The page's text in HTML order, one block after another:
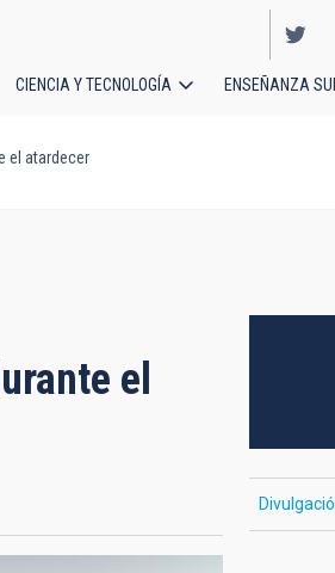
CIENCIA Y TECNOLOGÍA ENSEÑANZA
el atardecer
el